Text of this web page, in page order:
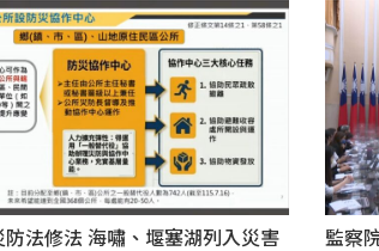
防法修法 海嘯、堰塞湖列入災害
監察